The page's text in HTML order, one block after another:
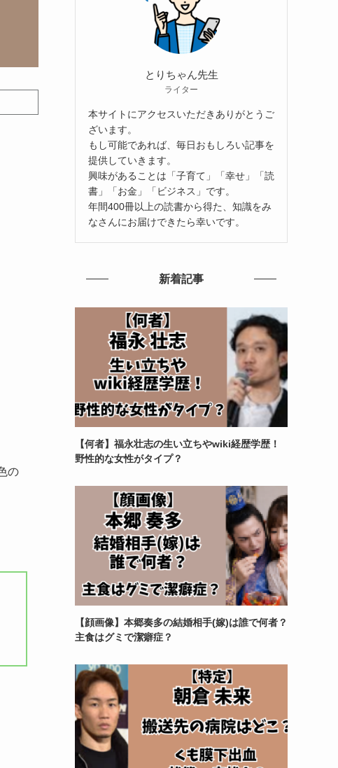
の
とりちゃん先生
ライター
本サイトにアクセスいただきありがとうご
ざいます。
もし可能であれば、毎日おもしろい記事を
提供していきます。
興味があることは「子育て」「幸せ」「読
書」「お金」「ビジネス」です。
年間400冊以上の読書から得た、知識をみ
なさんにお届けできたら幸いです。
新着記事
【何者】福永壮志の生い立ちやwiki経歴学歴！
野性的な女性がタイプ？
【顔画像】本郷奏多の結婚相手(嫁)は誰で何者？
主食はグミで潔癖症？